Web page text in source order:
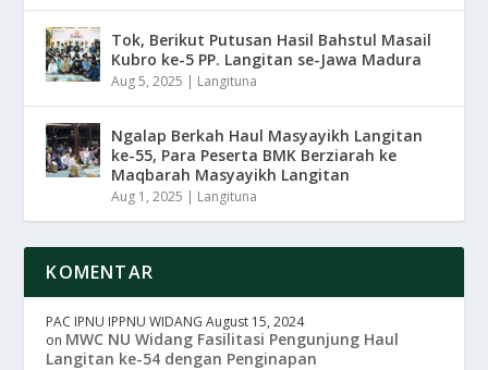
Tok, Berikut Putusan Hasil Bahstul Masail
Kubro ke-5 PP. Langitan se-Jawa Madura
Aug 5, 2025 | Langituna
Ngalap Berkah Haul Masyayikh Langitan
ke-55, Para Peserta BMK Berziarah ke
Maqbarah Masyayikh Langitan
Aug 1, 2025 | Langituna
KOMENTAR
PAC IPNU IPPNU WIDANG August 15, 2024
on MWC NU Widang Fasilitasi Pengunjung Haul
Langitan ke-54 dengan Penginapan